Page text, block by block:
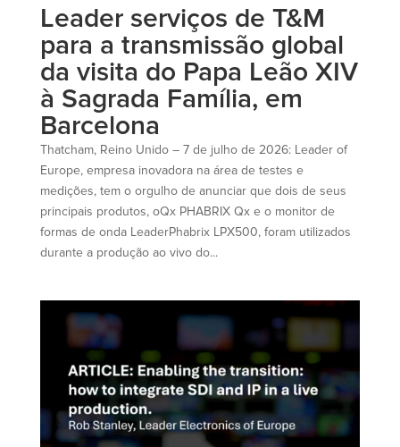
Leader serviços de T&M
para a transmissão global
da visita do Papa Leão XIV
à Sagrada Família, em
Barcelona
Thatcham, Reino Unido – 7 de julho de 2026: Leader of
Europe, empresa inovadora na área de testes e
medições, tem o orgulho de anunciar que dois de seus
principais produtos, oQx PHABRIX Qx e o monitor de
formas de onda LeaderPhabrix LPX500, foram utilizados
durante a produção ao vivo do...